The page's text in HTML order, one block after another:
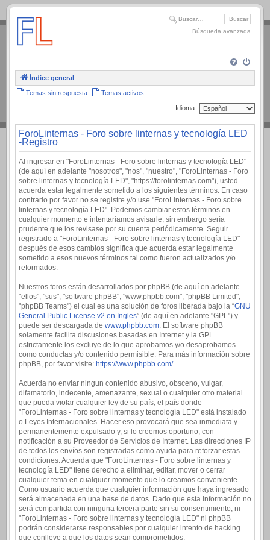
.
Búsqueda avanzada
Índice general
Temas sin respuesta Temas activos
Idioma:
ForoLinternas - Foro sobre linternas y tecnología LED
-Registro
Al ingresar en "ForoLinternas - Foro sobre linternas y tecnología LED"
(de aquí en adelante "nosotros", "nos", "nuestro", "ForoLinternas - Foro
sobre linternas y tecnología LED", "https://forolinternas.com"), usted
acuerda estar legalmente sometido a los siguientes términos. En caso
contrario por favor no se registre y/o use "ForoLinternas - Foro sobre
linternas y tecnología LED". Podemos cambiar estos términos en
cualquier momento e intentaríamos avisarle, sin embargo sería
prudente que los revisase por su cuenta periódicamente. Seguir
registrado a "ForoLinternas - Foro sobre linternas y tecnología LED"
después de esos cambios significa que acuerda estar legalmente
sometido a esos nuevos términos tal como fueron actualizados y/o
reformados.
Nuestros foros están desarrollados por phpBB (de aquí en adelante
"ellos", "sus", "software phpBB", "www.phpbb.com", "phpBB Limited",
"phpBB Teams") el cual es una solución de foros liberada bajo la “GNU
General Public License v2 en Ingles” (de aquí en adelante "GPL") y
puede ser descargada de www.phpbb.com . El software phpBB
solamente facilita discusiones basadas en Internet y la GPL
estrictamente los excluye de lo que aprobamos y/o desaprobamos
como conductas y/o contenido permisible. Para más información sobre
phpBB, por favor visite: https://www.phpbb.com/.
Acuerda no enviar ningun contenido abusivo, obsceno, vulgar,
difamatorio, indecente, amenazante, sexual o cualquier otro material
que pueda violar cualquier ley de su país, el país donde
"ForoLinternas - Foro sobre linternas y tecnología LED" está instalado
o Leyes Internacionales. Hacer eso provocará que sea inmediata y
permanentemente expulsado y, si lo creemos oportuno, con
notificación a su Proveedor de Servicios de Internet. Las direcciones IP
de todos los envíos son registradas como ayuda para reforzar estas
condiciones. Acuerda que "ForoLinternas - Foro sobre linternas y
tecnología LED" tiene derecho a eliminar, editar, mover o cerrar
cualquier tema en cualquier momento que lo creamos conveniente.
Como usuario acuerda que cualquier información que haya ingresado
será almacenada en una base de datos. Dado que esta información no
será compartida con ninguna tercera parte sin su consentimiento, ni
"ForoLinternas - Foro sobre linternas y tecnología LED" ni phpBB
podrán considerarse responsables por cualquier intento de hacking
que conlleve a que los datos sean comprometidos.